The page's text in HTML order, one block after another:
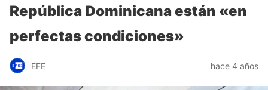
República Dominicana están «en
perfectas condiciones»
EFE hace 4 años